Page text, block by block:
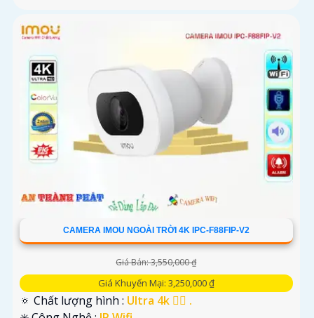
CAMERA IMOU NGOÀI TRỜI 4K IPC-F88FIP-V2
Giá Bán: 3,550,000 ₫
Giá Khuyến Mại: 3,250,000 ₫
🔅 Chất lượng hình : Ultra 4k 👍🏾 .